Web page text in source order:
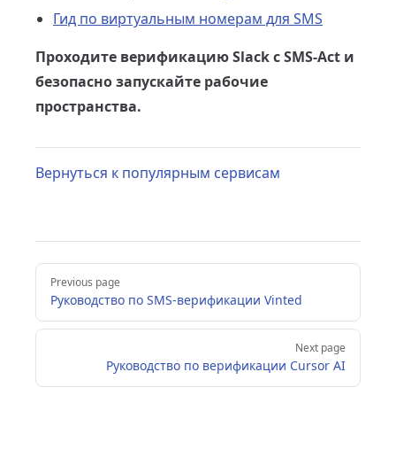
Гид по виртуальным номерам для SMS
Проходите верификацию Slack с SMS-Act и
безопасно запускайте рабочие
пространства.
Вернуться к популярным сервисам
Pager
Previous page
Руководство по SMS-верификации Vinted
Next page
Руководство по верификации Cursor AI